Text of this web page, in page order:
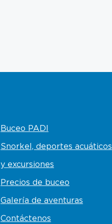
Buceo PADI
Snorkel, deportes acuáticos
y excursiones
Precios de buceo
Galería de aventuras
Contáctenos